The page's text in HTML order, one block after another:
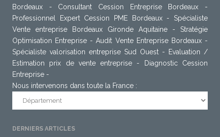
Bordeaux - Consultant Cession Entreprise Bordeaux -
Professionnel
Expert Cession PME Bordeaux- Spécialiste
Vente entreprise Bordeaux Gironde Aquitaine - Stratégie
Optimisation Entreprise - Audit Vente Entreprise Bordeaux -
Spécialiste valorisation entreprise Sud Ouest - Evaluation /
Estimation prix de vente entreprise - Diagnostic Cession
Entreprise -
Nous intervenons dans toute la France :
DERNIERS ARTICLES